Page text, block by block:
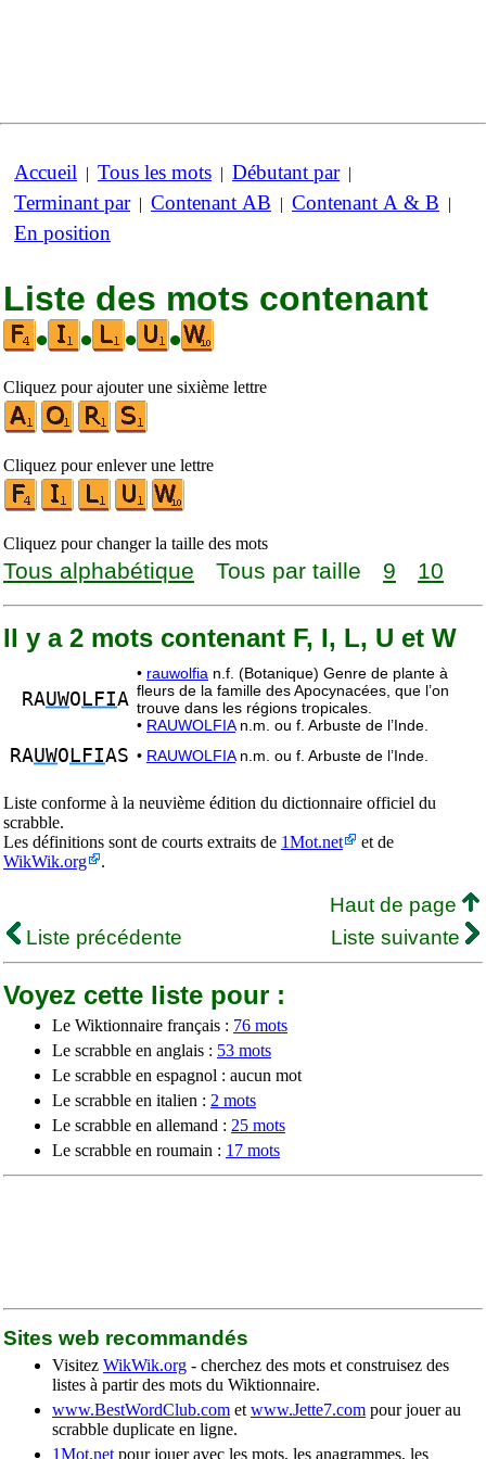
Accueil | Tous les mots | Débutant par|
Terminant par| Contenant AB | Contenant A & B |
En position
Liste des mots contenant
•
• • •
Cliquez pour ajouter une sixième lettre
Cliquez pour enlever une lettre
Cliquez pour changer la taille des mots
Tous alphabétique Tous par taille 9 10
Il y a 2 mots contenant F, I, L, U et W
RAUWO LFIA
• rauwolfia n.f. (Botanique) Genre de plante à
fleurs de la famille des Apocynacées, que l’on
trouve dans les régions tropicales.
• RAUWOLFIAn.m. ou f. Arbuste de l’Inde.
RAUWO LFIAS • RAUWOLFIAn.m. ou f. Arbuste de l’Inde.
Liste conforme à la neuvième édition du dictionnaire officiel du
scrabble.
Les définitions sont de courts extraits de 1Mot.net
et de
WikWik.org
.
Haut de page
Liste précédente
Liste suivante
Voyez cette liste pour :
Le Wiktionnaire français : 76 mots
Le scrabble en anglais : 53 mots
Le scrabble en espagnol : aucun mot
Le scrabble en italien : 2 mots
Le scrabble en allemand : 25 mots
Le scrabble en roumain : 17 mots
Sites web recommandés
Visitez WikWik.org - cherchez des mots et construisez des
listes à partir des mots du Wiktionnaire.
www.BestWordClub.com et www.Jette7.com pour jouer au
scrabble duplicate en ligne.
1Mot.net pour jouer avec les mots, les anagrammes, les